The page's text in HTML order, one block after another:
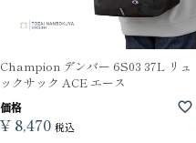
Champion デンバー 6S03 37L リュ
ックサック ACE エース
価格
¥ 8,470 税込